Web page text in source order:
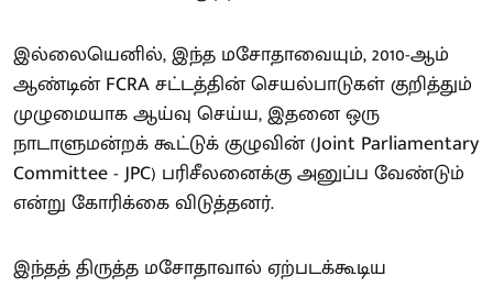
இல்லையெனில், இந்த மசோதாவையும், 2010-ஆம்
ஆண்டின் FCRA சட்டத்தின் செயல்பாடுகள் குறித்தும்
முழுமையாக ஆய்வு செய்ய, இதனை ஒரு
நாடாளுமன்றக் கூட்டுக் குழுவின் (Joint Parliamentary
Committee - JPC) பரிசீலனைக்கு அனுப்ப வேண்டும்
என்று கோரிக்கை விடுத்தனர்.
இந்தத் திருத்த மசோதாவால் ஏற்படக்கூடிய